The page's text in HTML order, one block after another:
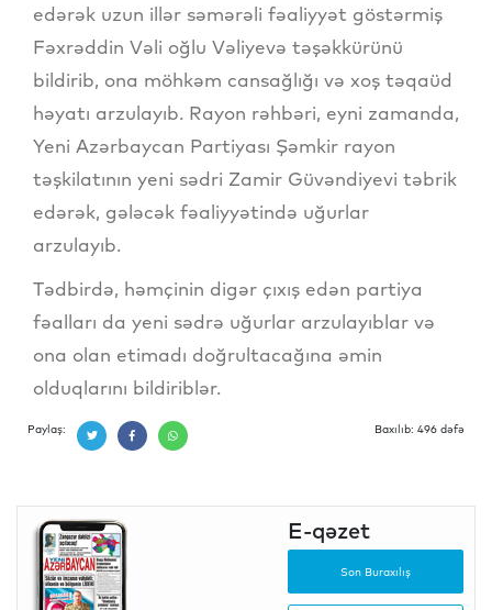
edərək uzun illər səmərəli fəaliyyət göstərmiş
Fəxrəddin Vəli oğlu Vəliyevə təşəkkürünü
bildirib, ona möhkəm cansağlığı və xoş təqaüd
həyatı arzulayıb. Rayon rəhbəri, eyni zamanda,
Yeni Azərbaycan Partiyası Şəmkir rayon
təşkilatının yeni sədri Zamir Güvəndiyevi təbrik
edərək, gələcək fəaliyyətində uğurlar
arzulayıb.
Tədbirdə, həmçinin digər çıxış edən partiya
fəalları da yeni sədrə uğurlar arzulayıblar və
ona olan etimadı doğrultacağına əmin
olduqlarını bildiriblər.
Paylaş: Baxılıb: 496 dəfə
E-qəzet
Son Buraxılış